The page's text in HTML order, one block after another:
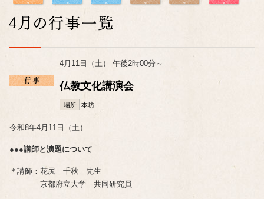
4月11日（土） 午後2時00分～
仏教文化講演会
場所 本坊
令和8年4月11日（土）
●●●講師と演題について
＊講師：花尻 千秋 先生
京都府立大学 共同研究員